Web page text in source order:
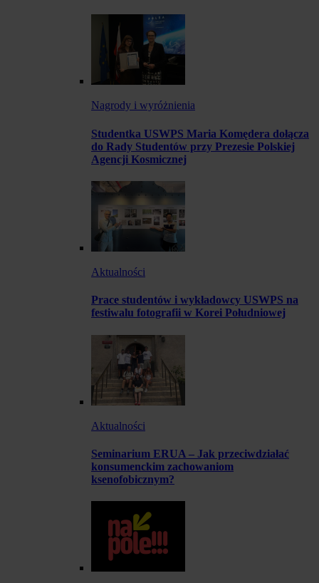
Nagrody i wyróżnienia
Studentka USWPS Maria Komędera dołącza
do Rady Studentów przy Prezesie Polskiej
Agencji Kosmicznej
Aktualności
Prace studentów i wykładowcy USWPS na
festiwalu fotografii w Korei Południowej
Aktualności
Seminarium ERUA – Jak przeciwdziałać
konsumenckim zachowaniom
ksenofobicznym?